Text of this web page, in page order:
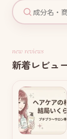
new reviews
新着レビュ